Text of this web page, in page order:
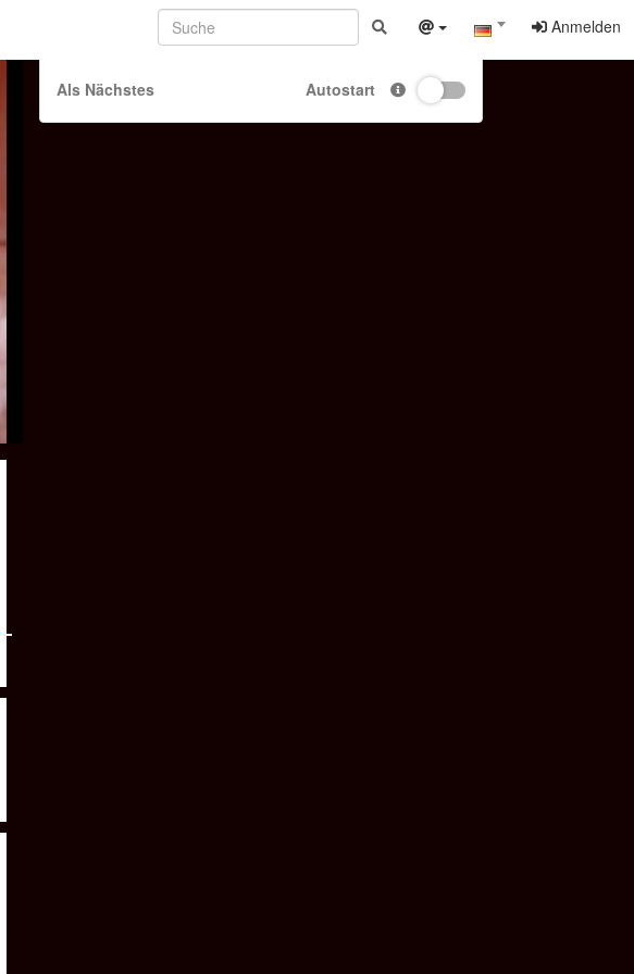
Anmelden
Als Nächstes Autostart